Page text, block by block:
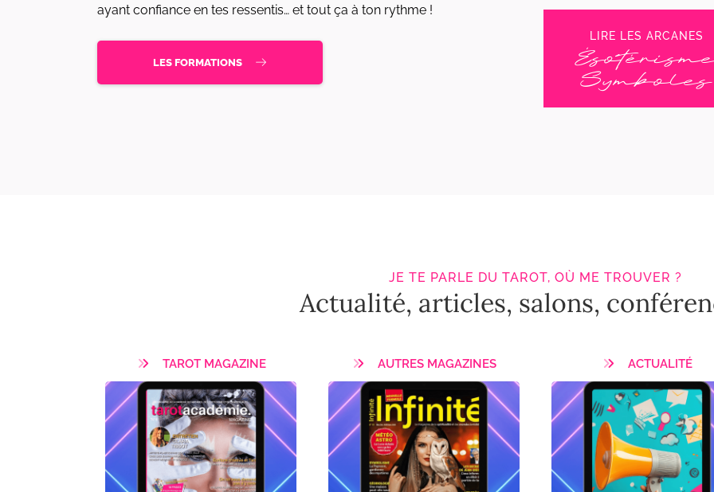
ayant confiance en tes ressentis… et tout ça à ton rythme !
LES FORMATIONS
LIRE LES ARCANES
Symboles
JE TE PARLE DU TAROT, OÙ ME TROUVER ?
Actualité, articles, salons,
TAROT MAGAZINE AUTRES MAGAZINES ACTUALITÉ